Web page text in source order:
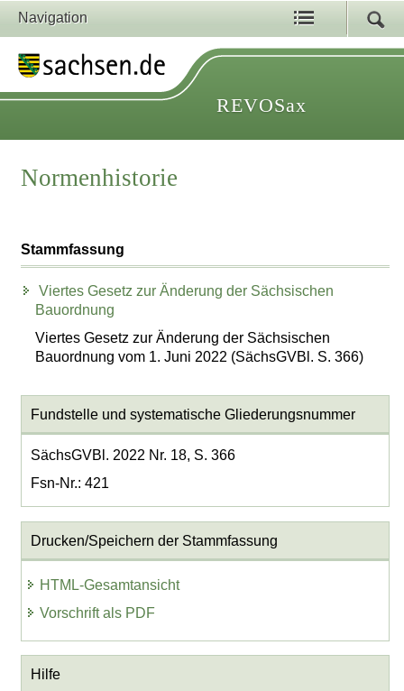
Navigation
REVOSax
Normenhistorie
Stammfassung
Viertes Gesetz zur Änderung der Sächsischen
Bauordnung
Viertes Gesetz zur Änderung der Sächsischen
Bauordnung vom 1. Juni 2022 (SächsGVBl. S. 366)
Fundstelle und systematische Gliederungsnummer
SächsGVBl. 2022 Nr. 18, S. 366
Fsn-Nr.: 421
Drucken/Speichern der Stammfassung
HTML-Gesamtansicht
Vorschrift als PDF
Hilfe